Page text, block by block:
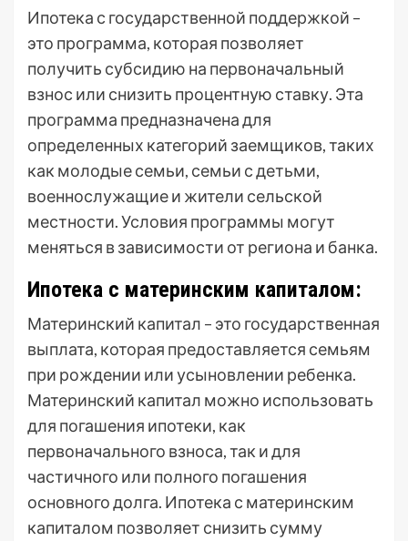
Ипотека с государственной поддержкой –
это программа, которая позволяет
получить субсидию на первоначальный
взнос или снизить процентную ставку. Эта
программа предназначена для
определенных категорий заемщиков, таких
как молодые семьи, семьи с детьми,
военнослужащие и жители сельской
местности. Условия программы могут
меняться в зависимости от региона и банка.
Ипотека с материнским капиталом:
Материнский капитал – это государственная
выплата, которая предоставляется семьям
при рождении или усыновлении ребенка.
Материнский капитал можно использовать
для погашения ипотеки, как
первоначального взноса, так и для
частичного или полного погашения
основного долга. Ипотека с материнским
капиталом позволяет снизить сумму